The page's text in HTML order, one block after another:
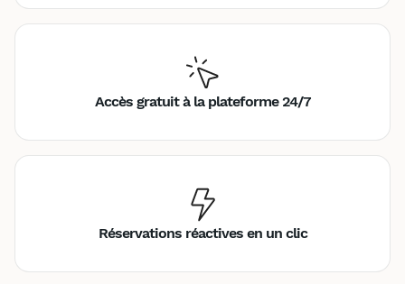
Accès gratuit à la plateforme 24/7
Réservations réactives en un clic